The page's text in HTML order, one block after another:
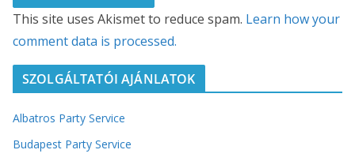
This site uses Akismet to reduce spam. Learn how your
comment data is processed.
SZOLGÁLTATÓI AJÁNLATOK
Albatros Party Service
Budapest Party Service